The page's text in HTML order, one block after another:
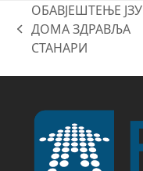
previous
post:
ОБАВЈЕШТЕЊЕ ЈЗУ
ДОМА ЗДРАВЉА
СТАНАРИ